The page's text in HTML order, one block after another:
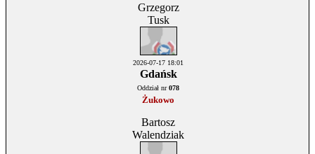
Grzegorz
Tusk
2026-07-17 18:01
Gdańsk
Oddział nr078
Żukowo
Bartosz
Walendziak